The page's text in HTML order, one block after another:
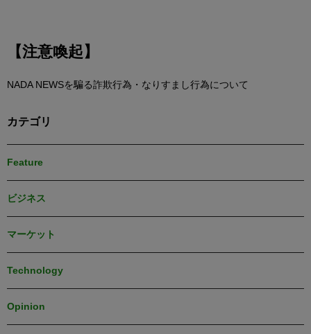
【注意喚起】
NADA NEWSを騙る詐欺行為・なりすまし行為について
カテゴリ
Feature
ビジネス
マーケット
Technology
Opinion